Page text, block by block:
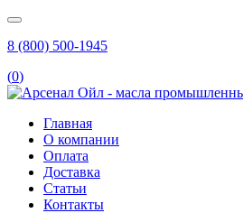
8 (800) 500-1945
(0)
Главная
О компании
Оплата
Доставка
Статьи
Контакты